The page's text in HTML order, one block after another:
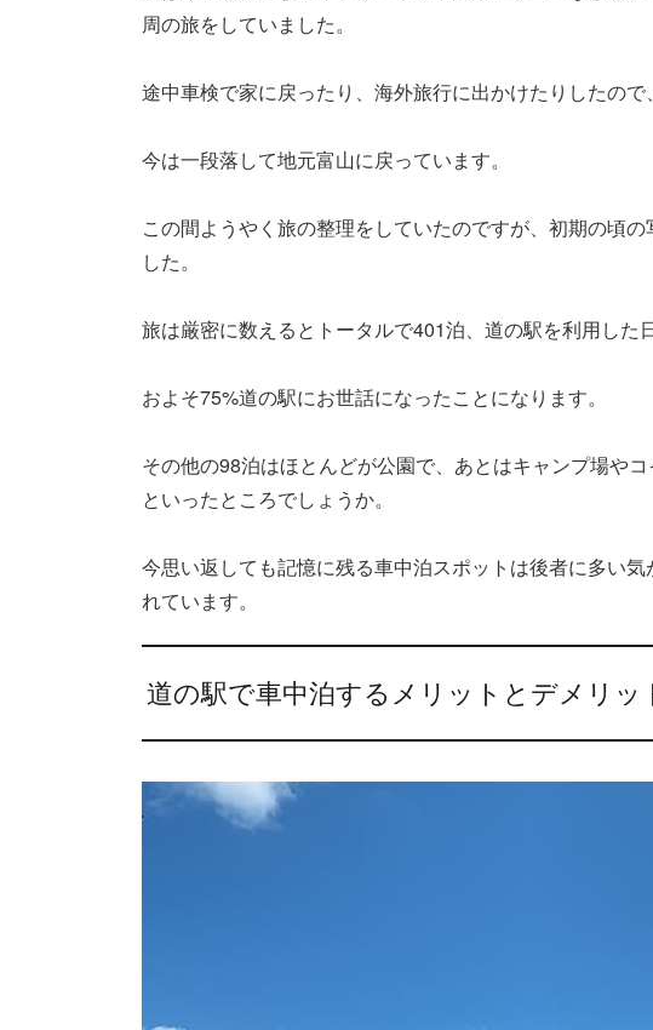
周の旅をしていました。
途中車検で家に戻ったり、海外旅行に出かけたりしたので
今は一段落して地元富山に戻っています。
この間ようやく旅の整理をしていたのですが、初期の頃
した。
旅は厳密に数えるとトータルで401泊、道の駅を利用した
およそ75%道の駅にお世話になったことになります。
その他の98泊はほとんどが公園で、あとはキャンプ場や
といったところでしょうか。
今思い返しても記憶に残る車中泊スポットは後者に多い
れています。
道の駅で車中泊するメリットとデメリッ